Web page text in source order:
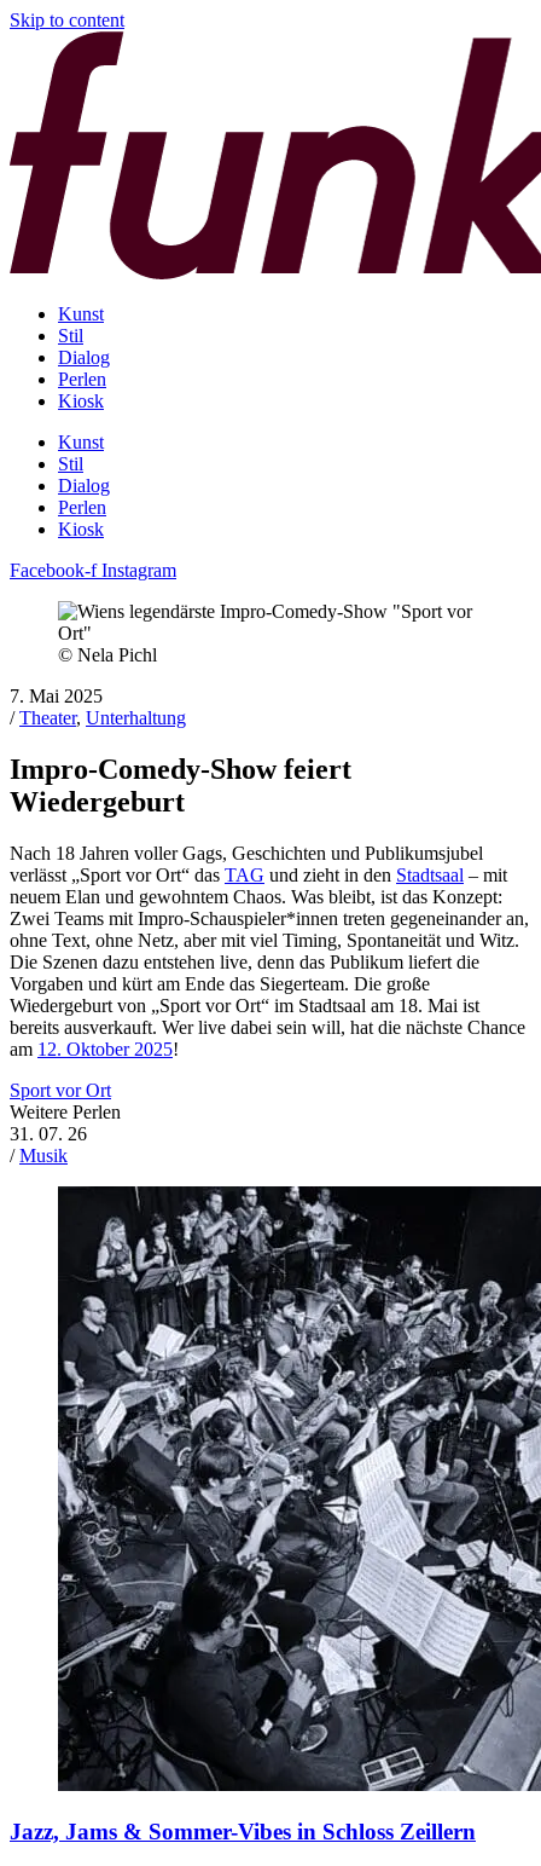
Skip to content
Kunst
Stil
Dialog
Perlen
Kiosk
Kunst
Stil
Dialog
Perlen
Kiosk
Facebook-f Instagram
© Nela Pichl
7. Mai 2025
/Theater, Unterhaltung
Impro-Comedy-Show feiert
Wiedergeburt
Nach 18 Jahren voller Gags, Geschichten und Publikumsjubel
verlässt „Sport vor Ort“ das TAG und zieht in den Stadtsaal – mit
neuem Elan und gewohntem Chaos. Was bleibt, ist das Konzept:
Zwei Teams mit Impro-Schauspieler*innen treten gegeneinander an,
ohne Text, ohne Netz, aber mit viel Timing, Spontaneität und Witz.
Die Szenen dazu entstehen live, denn das Publikum liefert die
Vorgaben und kürt am Ende das Siegerteam. Die große
Wiedergeburt von „Sport vor Ort“ im Stadtsaal am 18. Mai ist
bereits ausverkauft. Wer live dabei sein will, hat die nächste Chance
am 12. Oktober 2025!
Sport vor Ort
Weitere Perlen
31. 07. 26
/Musik
Jazz, Jams & Sommer-Vibes in Schloss Zeillern